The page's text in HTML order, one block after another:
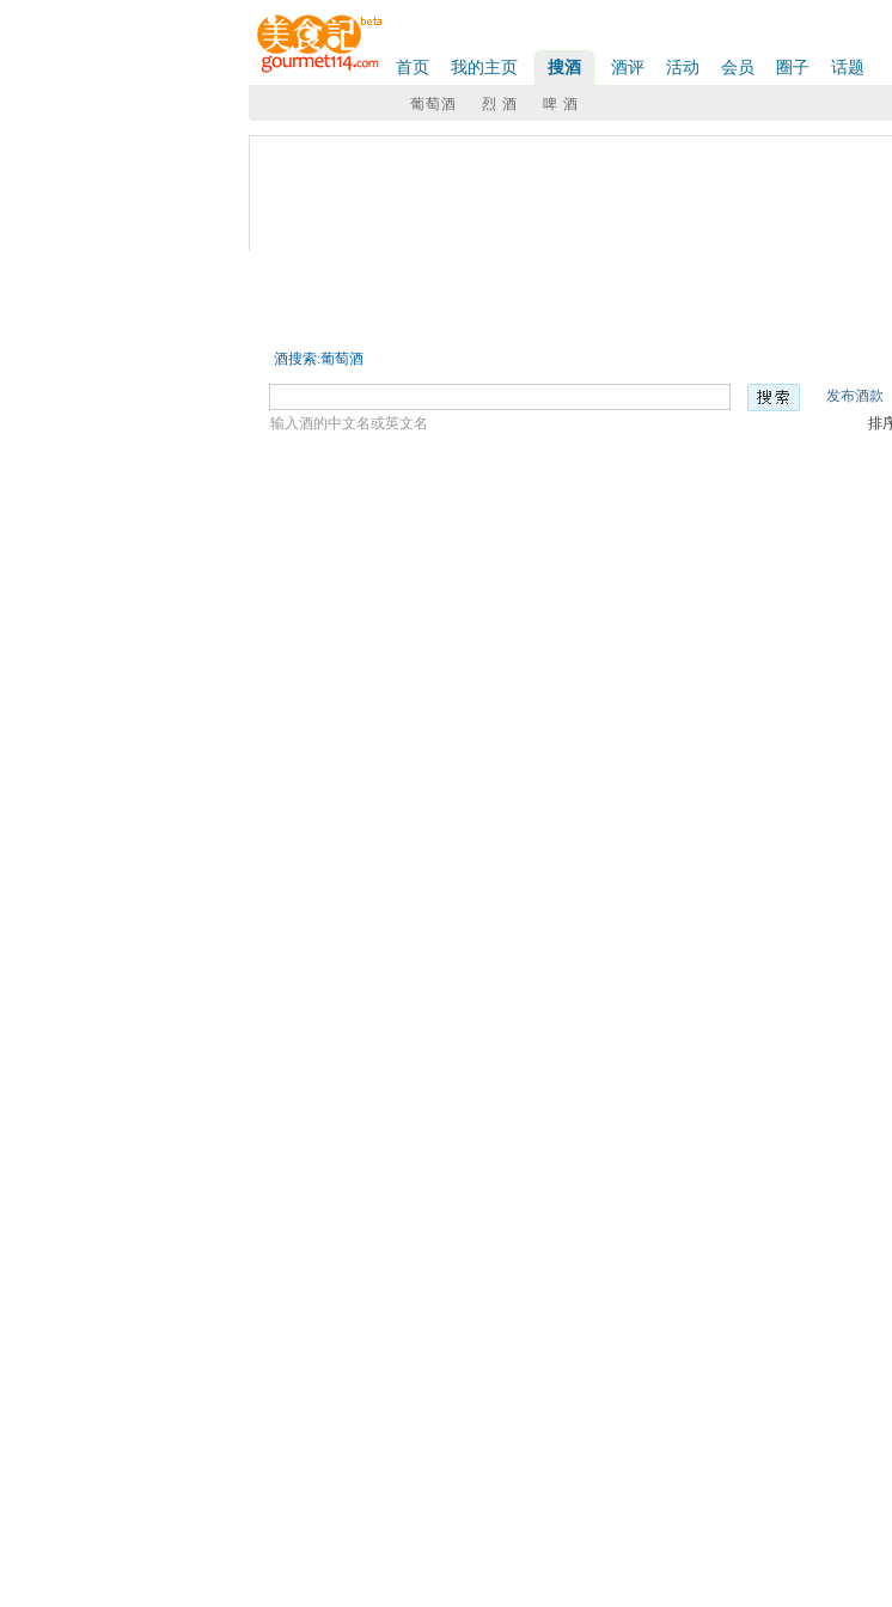
首页 我的主页 搜酒 酒评 活动 会员 圈子 话题
葡萄酒 烈 酒 啤 酒
酒搜索:葡萄酒
发布酒款
输入酒的中文名或英文名
排